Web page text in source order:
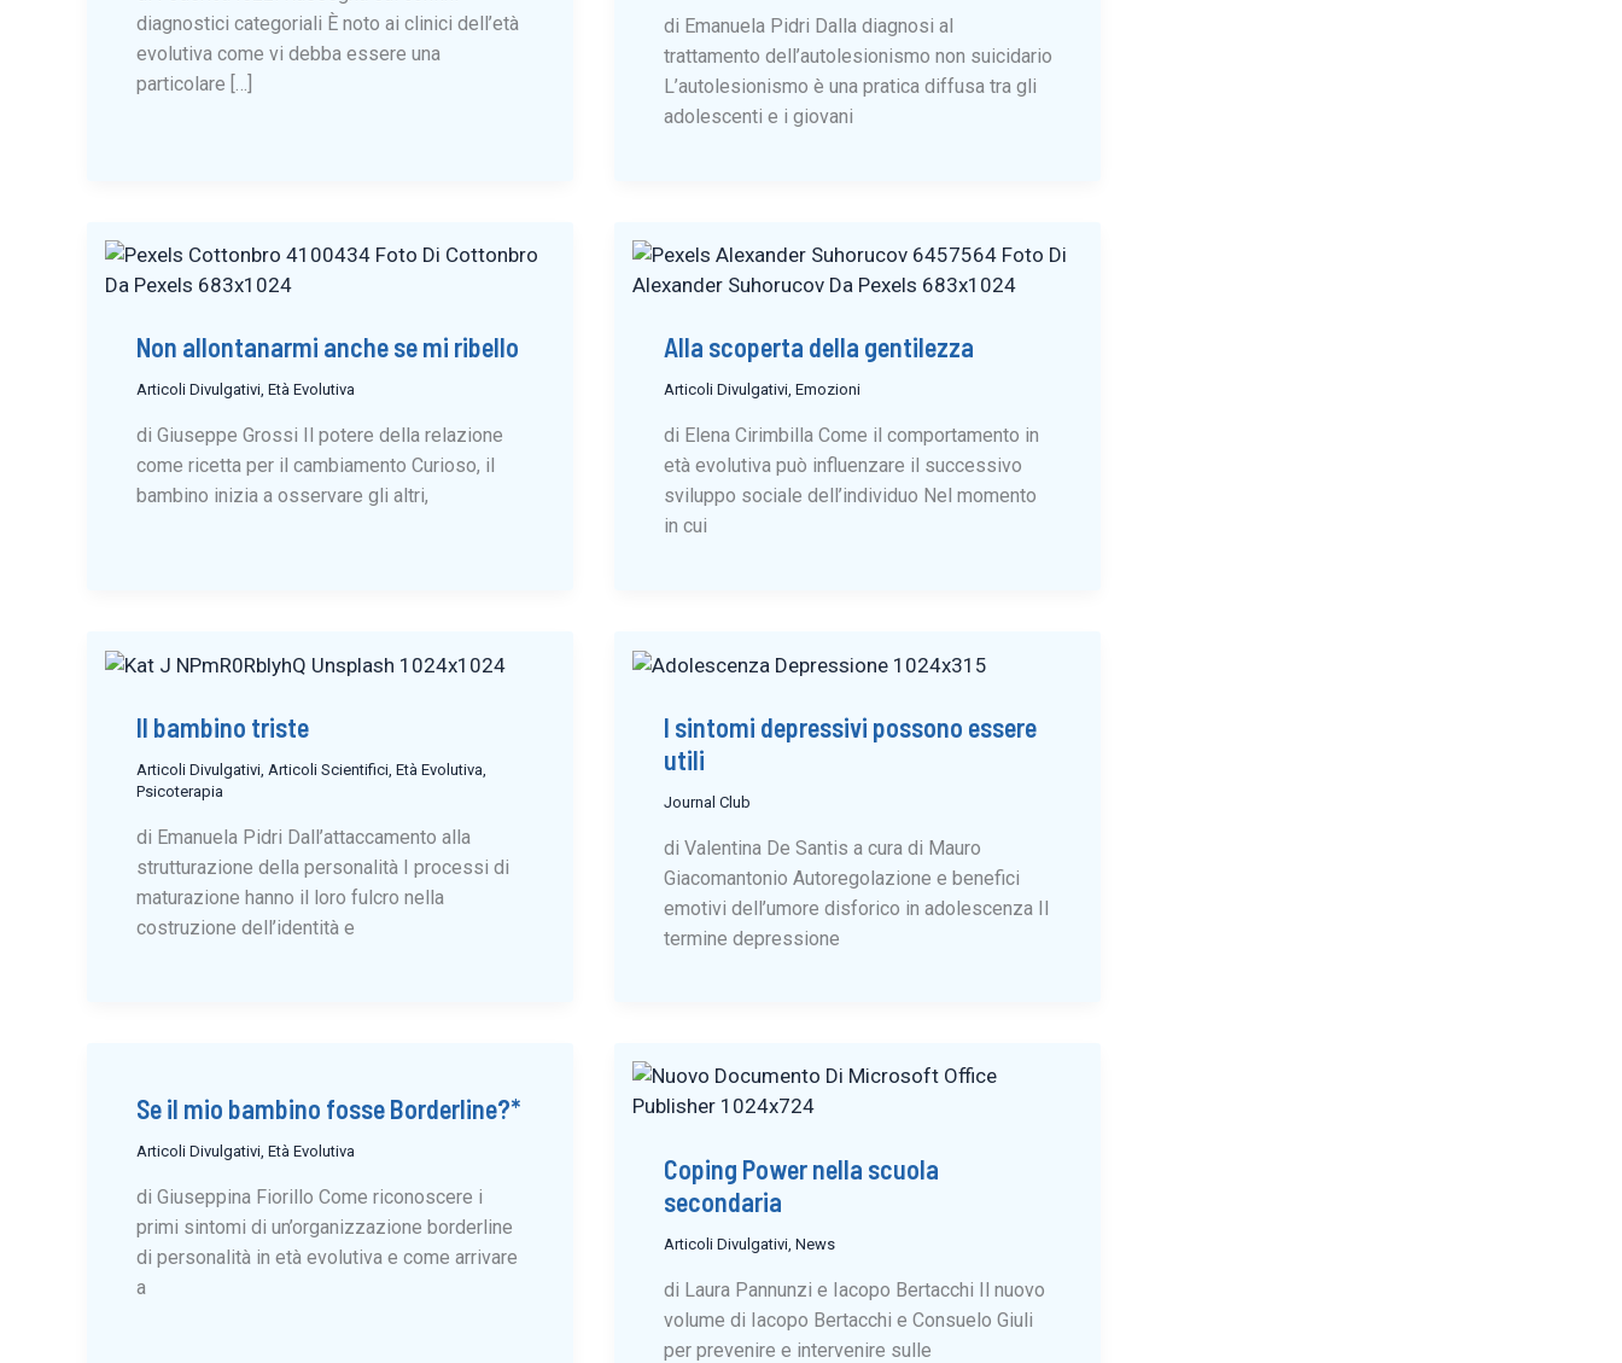
diagnostici categoriali È noto ai clinici dell’età
evolutiva come vi debba essere una
particolare […]
di Emanuela Pidri Dalla diagnosi al
trattamento dell’autolesionismo non suicidario
L’autolesionismo è una pratica diffusa tra gli
adolescenti e i giovani
Non allontanarmi anche se mi ribello
Articoli Divulgativi, Età Evolutiva
di Giuseppe Grossi Il potere della relazione
come ricetta per il cambiamento Curioso, il
bambino inizia a osservare gli altri,
Alla scoperta della gentilezza
Articoli Divulgativi, Emozioni
di Elena Cirimbilla Come il comportamento in
età evolutiva può influenzare il successivo
sviluppo sociale dell’individuo Nel momento
in cui
Il bambino triste
Articoli Divulgativi, Articoli Scientifici, Età Evolutiva,
Psicoterapia
di Emanuela Pidri Dall’attaccamento alla
strutturazione della personalità I processi di
maturazione hanno il loro fulcro nella
costruzione dell’identità e
I sintomi depressivi possono essere
utili
Journal Club
di Valentina De Santis a cura di Mauro
Giacomantonio Autoregolazione e benefici
emotivi dell’umore disforico in adolescenza Il
termine depressione
Se il mio bambino fosse Borderline?*
Articoli Divulgativi, Età Evolutiva
di Giuseppina Fiorillo Come riconoscere i
primi sintomi di un’organizzazione borderline
di personalità in età evolutiva e come arrivare
a
Coping Power nella scuola
secondaria
Articoli Divulgativi, News
di Laura Pannunzi e Iacopo Bertacchi Il nuovo
volume di Iacopo Bertacchi e Consuelo Giuli
per prevenire e intervenire sulle